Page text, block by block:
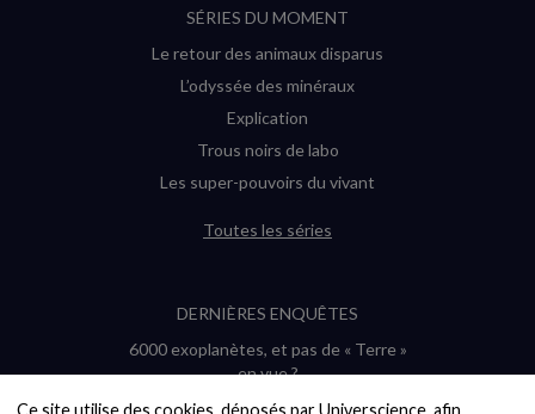
Ce site utilise des cookies, déposés par Universcience, afin
SÉRIES DU MOMENT
Le retour des animaux disparus
L’odyssée des minéraux
Explication
Trous noirs de labo
Les super-pouvoirs du vivant
Toutes les séries
DERNIÈRES ENQUÊTES
6000 exoplanètes, et pas de « Terre »
en vue ?
Quel avenir pour les cryptos ?